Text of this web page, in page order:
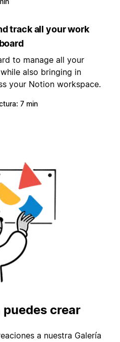
track all your work
to manage all your
also bringing in
your Notion workspace.
7 min
crear
a nuestra Galería